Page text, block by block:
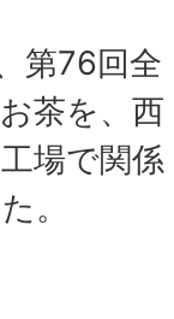
第76回全
茶を、西
場で関係
。